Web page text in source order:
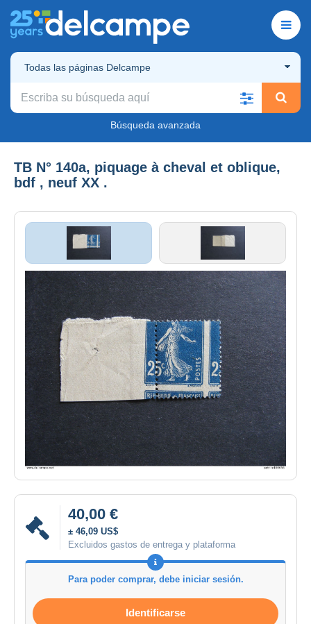
Todas las páginas Delcampe
Búsqueda avanzada
TB N° 140a, piquage à cheval et oblique,
bdf , neuf XX .
40,00 €
± 46,09 US$
Excluidos gastos de entrega y plataforma
Para poder comprar, debe iniciar sesión.
Identificarse